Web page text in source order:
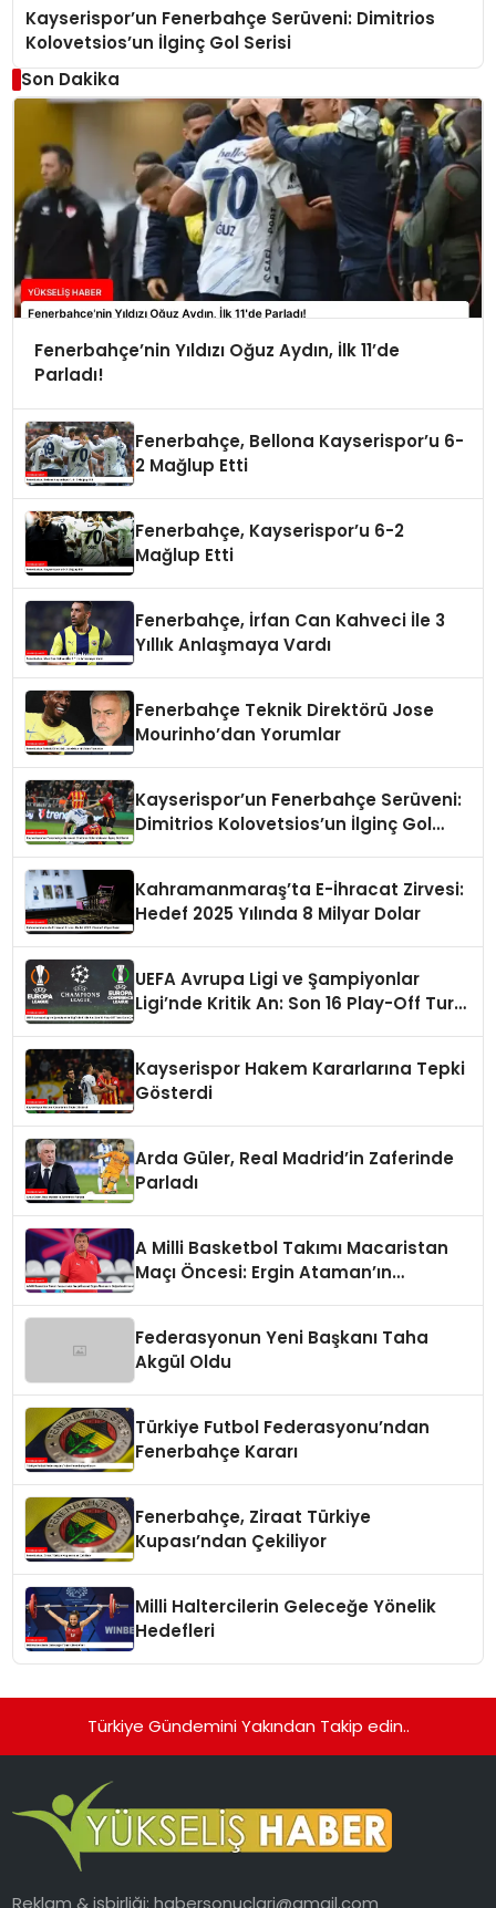
Kayserispor’un Fenerbahçe Serüveni: Dimitrios
Kolovetsios’un İlginç Gol Serisi
Son Dakika
Fenerbahçe’nin Yıldızı Oğuz Aydın, İlk 11’de
Parladı!
Fenerbahçe, Bellona Kayserispor’u 6-
2 Mağlup Etti
Fenerbahçe, Kayserispor’u 6-2
Mağlup Etti
Fenerbahçe, İrfan Can Kahveci İle 3
Yıllık Anlaşmaya Vardı
Fenerbahçe Teknik Direktörü Jose
Mourinho’dan Yorumlar
Kayserispor’un Fenerbahçe Serüveni:
Dimitrios Kolovetsios’un İlginç Gol
Kahramanmaraş’ta E-İhracat Zirvesi:
Hedef 2025 Yılında 8 Milyar Dolar
UEFA Avrupa Ligi ve Şampiyonlar
Ligi’nde Kritik An: Son 16 Play-Off Turu
Kayserispor Hakem Kararlarına Tepki
Gösterdi
Arda Güler, Real Madrid’in Zaferinde
Parladı
A Milli Basketbol Takımı Macaristan
Maçı Öncesi: Ergin Ataman’ın
Federasyonun Yeni Başkanı Taha
Akgül Oldu
Türkiye Futbol Federasyonu’ndan
Fenerbahçe Kararı
Fenerbahçe, Ziraat Türkiye
Kupası’ndan Çekiliyor
Milli Haltercilerin Geleceğe Yönelik
Hedefleri
Türkiye Gündemini Yakından Takip edin..
Reklam & işbirliği:habersonuclari@gmail.com